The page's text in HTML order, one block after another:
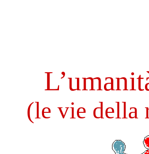
(le vie della